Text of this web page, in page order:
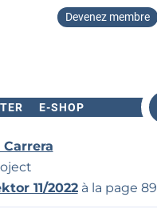
Devenez membre
E-SHOP
11/2022à la page 89